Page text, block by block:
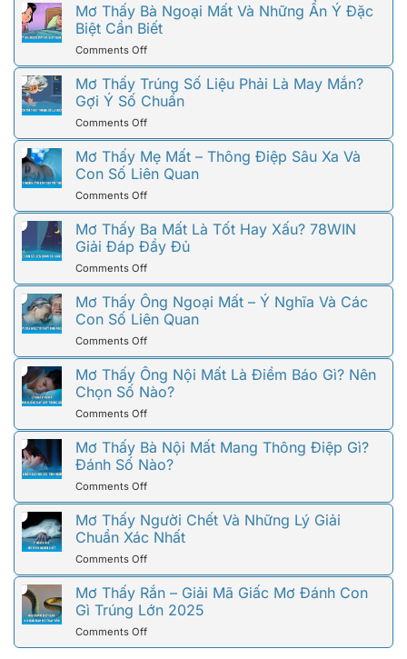
Thấy
Người
Yêu
Và
Những
Ẩn
Ý
Chiêm
Bao
Mơ Thấy Bà Ngoại Mất Và Những Ẩn Ý Đặc
Biệt Cần Biết
Comments Offon
Mơ
Thấy
Bà
Ngoại
Và
Những
Ẩn
Ý
Cần
Biết
Mơ Thấy Trúng Số Liệu Phải Là May Mắn?
Gợi Ý Số Chuẩn
Comments Offon
Mơ
Thấy
Trúng
Số
Phải
Là
May
Mắn?
Ý
Số
Chuẩn
Mơ Thấy Mẹ Mất – Thông Điệp Sâu Xa Và
Con Số Liên Quan
Comments Offon
Mơ
Thấy
Mẹ
Mất
Thông
Điệp
Sâu
Xa
Con
Số
Liên
Quan
Mơ Thấy Ba Mất Là Tốt Hay Xấu? 78WIN
Giải Đáp Đầy Đủ
Comments Offon
Mơ
Thấy
Ba
Mất
Tốt
Hay
Xấu?
78WIN
Đầy
Đủ
Mơ Thấy Ông Ngoại Mất – Ý Nghĩa Và Các
Con Số Liên Quan
Comments Offon
Mơ
Thấy
Ông
Ngoại
–
Ý
Nghĩa
Và
Số
Liên
Quan
Mơ Thấy Ông Nội Mất Là Điềm Báo Gì? Nên
Chọn Số Nào?
Comments Offon
Mơ
Thấy
Ông
Nội
Là
Điềm
Báo
Gì?
Chọn
Số
Nào?
Mơ Thấy Bà Nội Mất Mang Thông Điệp Gì?
Đánh Số Nào?
Comments Offon
Mơ
Thấy
Bà
Mang
Thông
Điệp
Gì?
Mơ Thấy Người Chết Và Những Lý Giải
Chuẩn Xác Nhất
Comments Offon
Mơ
Thấy
Người
Chết
Những
Mơ Thấy Rắn – Giải Mã Giấc Mơ Đánh Con
Gì Trúng Lớn 2025
Comments Offon
Mơ